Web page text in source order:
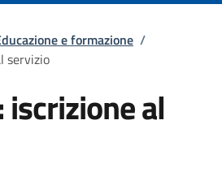
e formazione /
servizio
al